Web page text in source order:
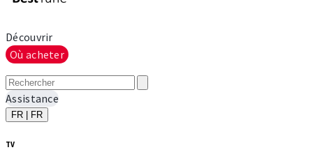
Découvrir
Où acheter
Assistance
FR | FR
TV